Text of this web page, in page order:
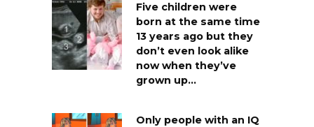
Five children were
born at the same time
13 years ago but they
don’t even look alike
now when they’ve
grown up…
Only people with an IQ